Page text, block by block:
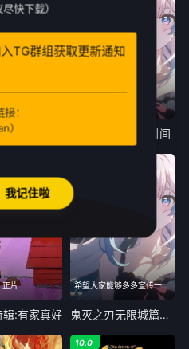
论 暗杀教室大家的时间
正片
辑:有家真好
希望大家能够多多宣传一下Lanerc
鬼灭之刃无限城篇剧场版第一章猗窝座再来
10.0
快下载）
TG群组获取更新通知
：
）
我记住啦